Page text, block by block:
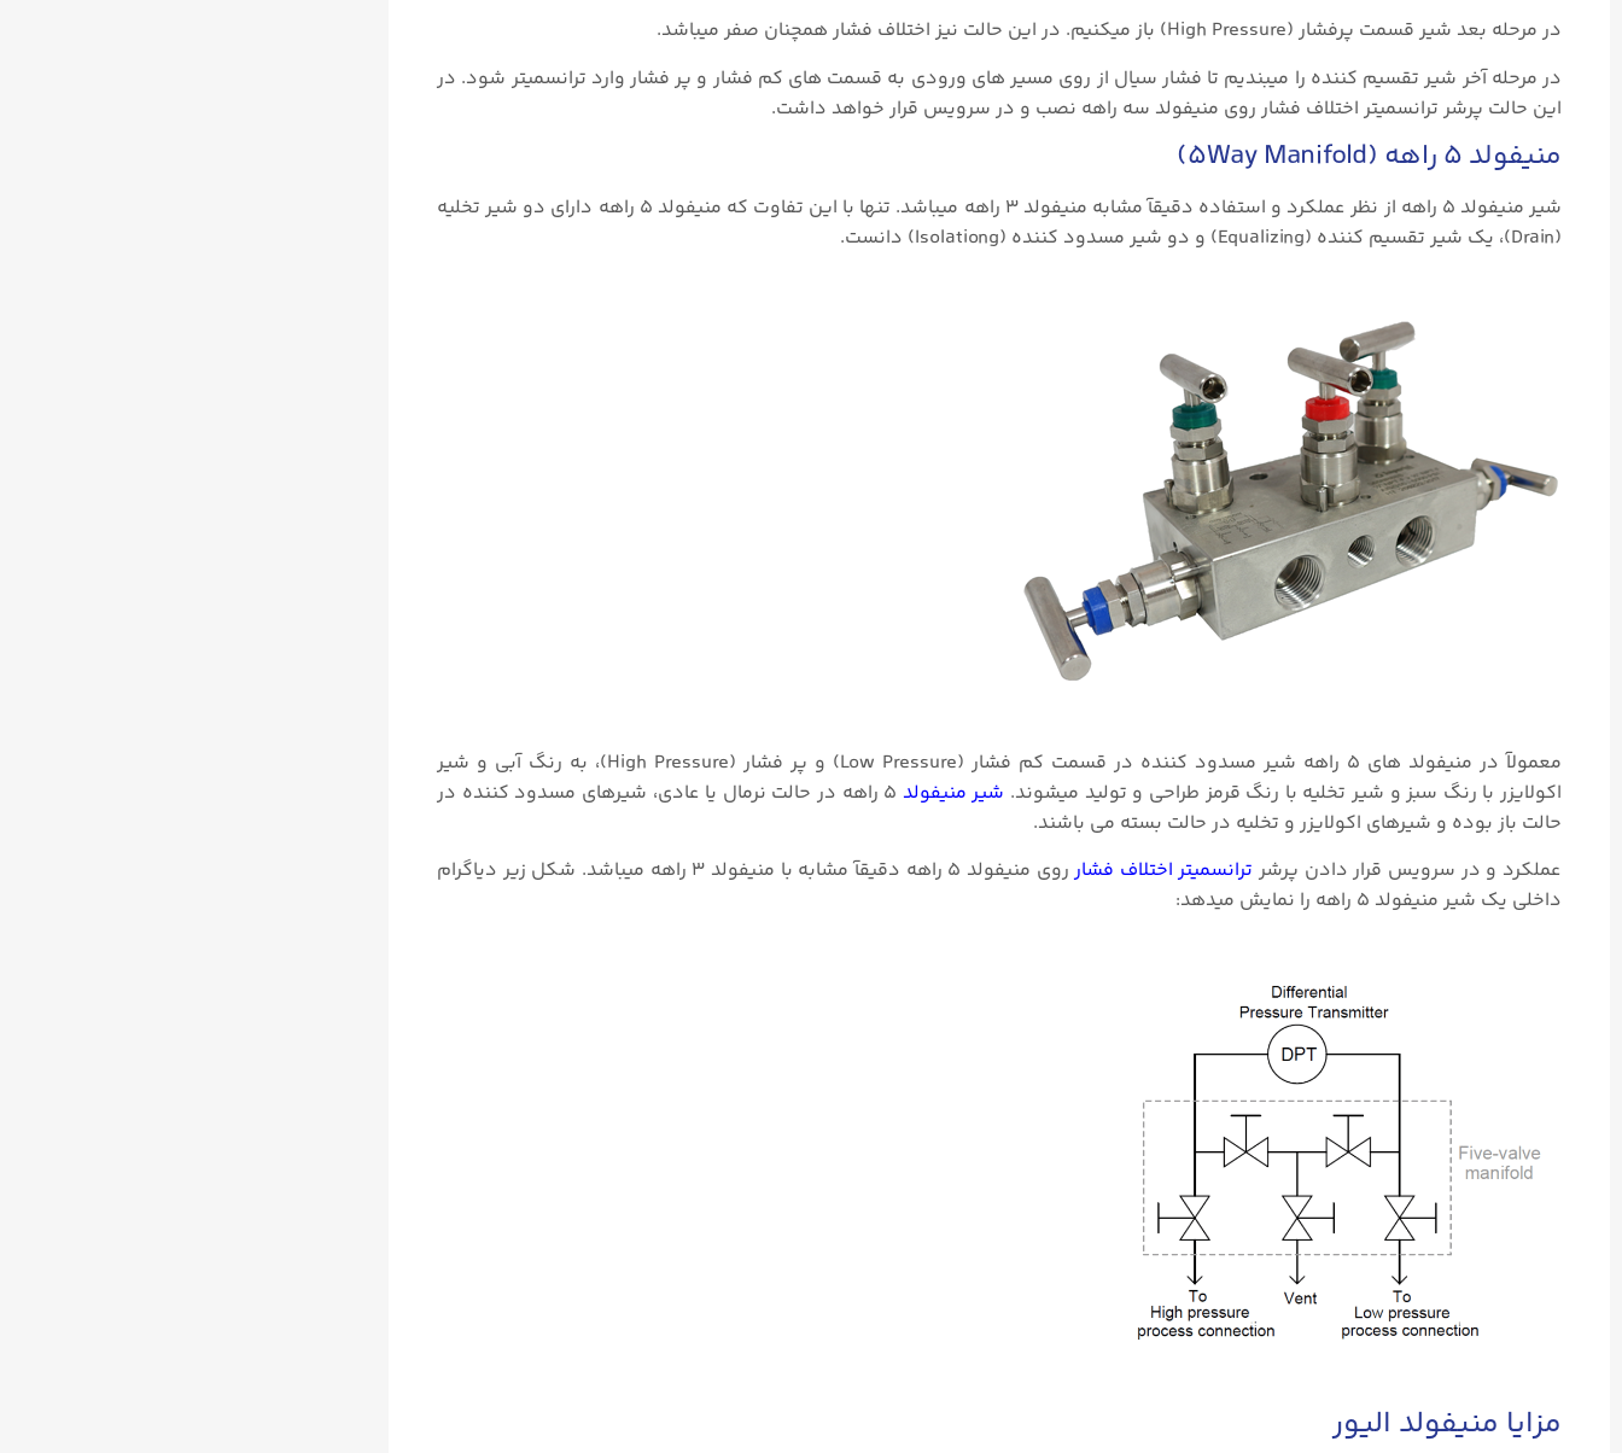
در مرحله بعد شیر قسمت پرفشار (High Pressure) باز میکنیم. در این حالت نیز اختلاف فشار همچنان صفر میباشد.
در مرحله آخر شیر تقسیم کننده را میبندیم تا فشار سیال از روی مسیر های ورودی به قسمت های کم فشار و پر فشار وارد ترانسمیتر شود. در
این حالت پرشر ترانسمیتر اختلاف فشار روی منیفولد سه راهه نصب و در سرویس قرار خواهد داشت.
منیفولد ۵ راهه (5Way Manifold)
شیر منیفولد ۵ راهه از نظر عملکرد و استفاده دقیقآ مشابه منیفولد ۳ راهه میباشد. تنها با این تفاوت که منیفولد ۵ راهه دارای دو شیر تخلیه
(Drain)، یک شیر تقسیم کننده (Equalizing) و دو شیر مسدود کننده (Isolationg) دانست.
معمولآ در منیفولد های ۵ راهه شیر مسدود کننده در قسمت کم فشار (Low Pressure) و پر فشار (High Pressure)، به رنگ آبی و شیر
اکولایزر با رنگ سبز و شیر تخلیه با رنگ قرمز طراحی و تولید میشوند. شیر منیفولد
۵ راهه در حالت نرمال یا عادی، شیرهای مسدود کننده در
حالت باز بوده و شیرهای اکولایزر و تخلیه در حالت بسته می باشند.
عملکرد و در سرویس قرار دادن پرشر ترانسمیتر اختلاف فشار
روی منیفولد ۵ راهه دقیقآ مشابه با منیفولد ۳ راهه میباشد. شکل زیر دیاگرام
داخلی یک شیر منیفولد ۵ راهه را نمایش میدهد:
مزایا منیفولد الیور